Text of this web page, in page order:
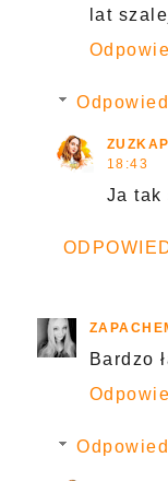
lat
18:43
Ja tak
Bardzo